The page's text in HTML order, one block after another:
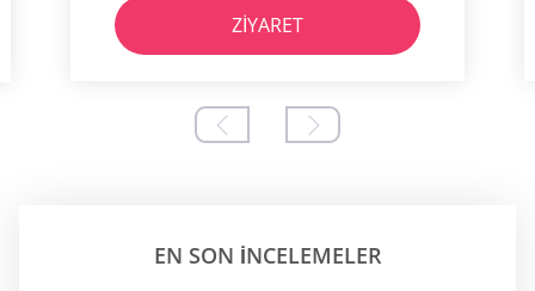
ZIYARET
EN SON INCELEMELER